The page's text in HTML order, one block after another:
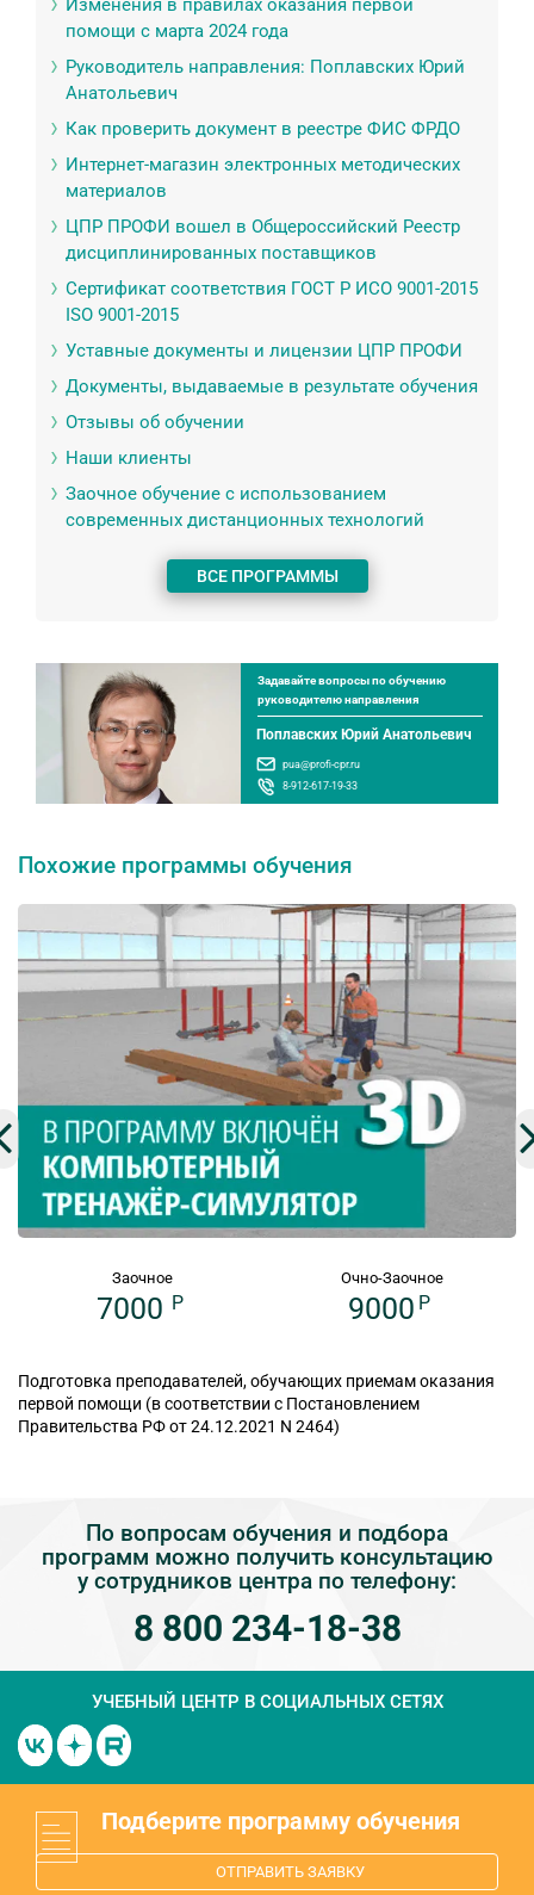
Изменения в правилах оказания первой
помощи с марта 2024 года
Руководитель направления: Поплавских Юрий
Анатольевич
Как проверить документ в реестре ФИС ФРДО
Интернет-магазин электронных методических
материалов
ЦПР ПРОФИ вошел в Общероссийский Реестр
дисциплинированных поставщиков
Сертификат соответствия ГОСТ Р ИСО 9001-2015
ISO 9001-2015
Уставные документы и лицензии ЦПР ПРОФИ
Документы, выдаваемые в результате обучения
Отзывы об обучении
Наши клиенты
Заочное обучение с использованием
современных дистанционных технологий
ВСЕ ПРОГРАММЫ
Задавайте вопросы по обучению
руководителю направления
Поплавских Юрий Анатольевич
pua@profi-cpr.ru
8-912-617-19-33
Похожие программы обучения
Заочное
7000 P
Очно-Заочное
9000 P
Подготовка преподавателей, обучающих приемам оказания
первой помощи (в соответствии с Постановлением
Правительства РФ от 24.12.2021 N 2464)
По вопросам обучения и подбора
программ можно получить консультацию
у сотрудников центра по телефону:
8 800 234-18-38
УЧЕБНЫЙ ЦЕНТР В СОЦИАЛЬНЫХ СЕТЯХ
Подберите программу обучения
ОТПРАВИТЬ ЗАЯВКУ